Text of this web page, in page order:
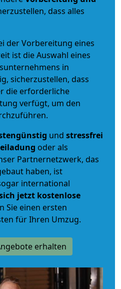
dass alles
der Vorbereitung eines
ist die Auswahl eines
in
sicherzustellen, dass
die erforderliche
verfügt, um den
und stressfrei
oder als
Partnernetzwerk, das
haben, ist
international
jetzt kostenlose
Sie einen ersten
für Ihren Umzug.
erhalten